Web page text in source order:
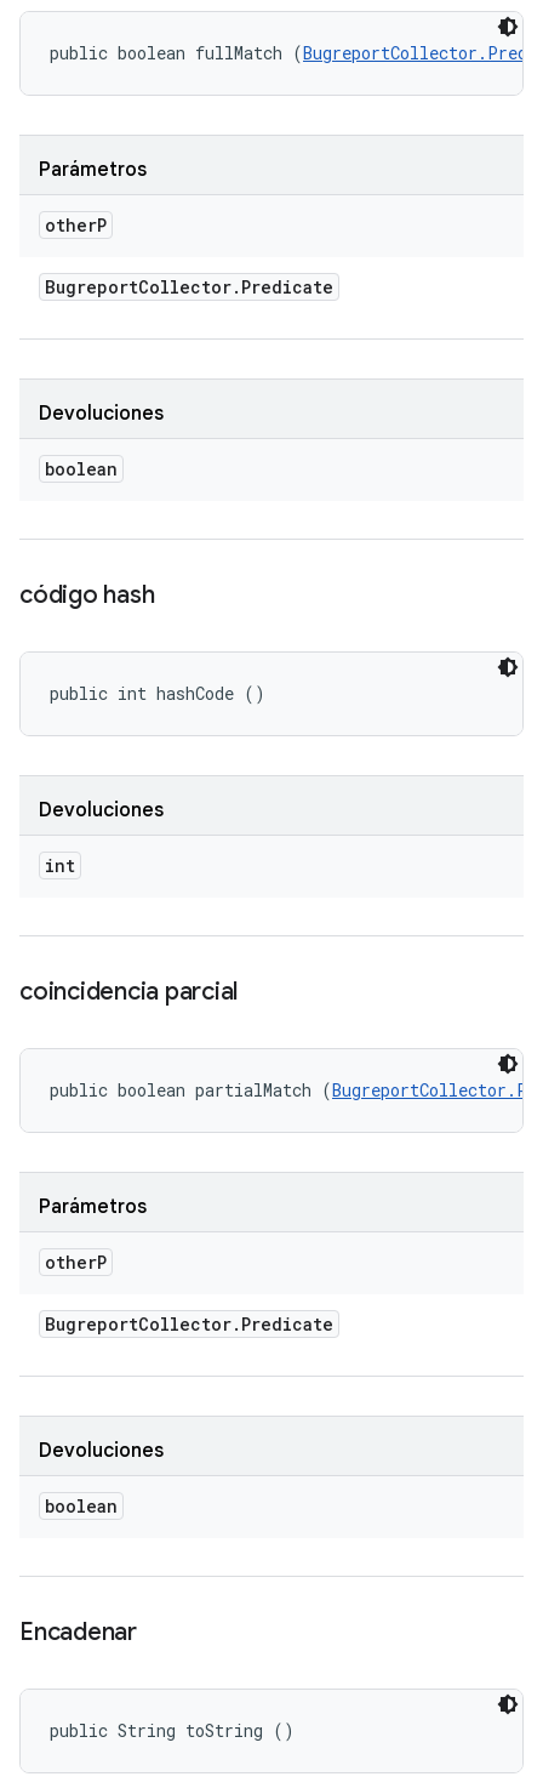
public boolean fullMatch (
Parámetros
otherP
BugreportCollector. Predicate
Devoluciones
boolean
código hash
public int hashCode ()
Devoluciones
int
coincidencia parcial
public boolean partialMatch (
Parámetros
otherP
BugreportCollector. Predicate
Devoluciones
boolean
Encadenar
public String toString ()